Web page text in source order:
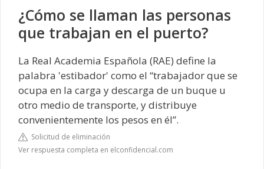
¿Cómo se llaman las personas
que trabajan en el puerto?
La Real Academia Española (RAE) define la
palabra 'estibador' como el “trabajador que se
ocupa en la carga y descarga de un buque u
otro medio de transporte, y distribuye
convenientemente los pesos en él”.
Solicitud de eliminación
Ver respuesta completa en elconfidencial.com